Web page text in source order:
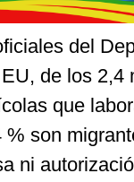
del
de los 2,4
que
% son
ni